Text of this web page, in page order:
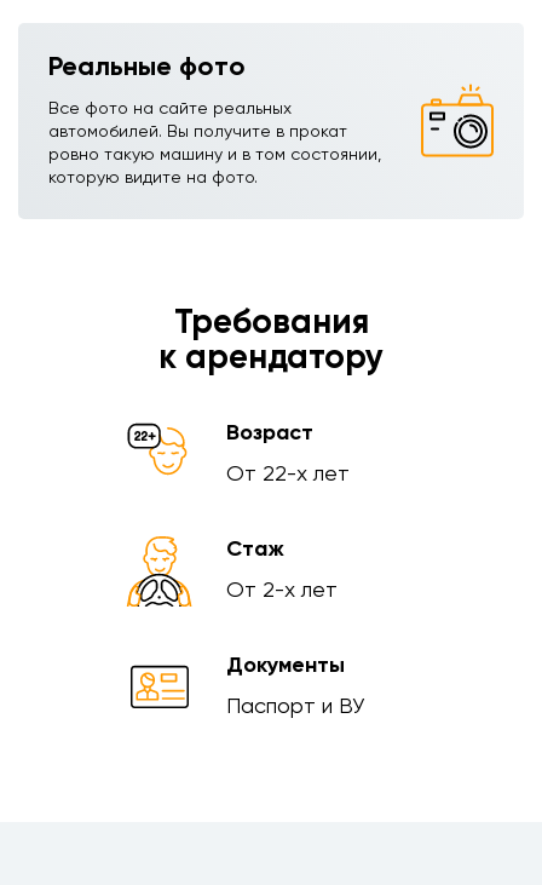
Реальные фото
Все фото на сайте реальных
автомобилей. Вы получите в прокат
ровно такую машину и в том состоянии,
которую видите на фото.
Требования
к арендатору
Возраст
От 22-х лет
Стаж
От 2-х лет
Документы
Паспорт и ВУ